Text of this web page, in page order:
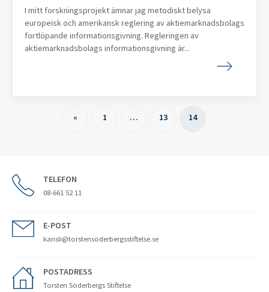
I mitt forskningsprojekt ämnar jag metodiskt belysa
europeisk och amerikansk reglering av aktiemarknadsbolags
fortlöpande informationsgivning. Regleringen av
aktiemarknadsbolags informationsgivning är...
« 1 … 13 14
TELEFON
08-661 52 11
E-POST
kansli@torstensoderbergsstiftelse.se
POSTADRESS
Torsten Söderbergs Stiftelse